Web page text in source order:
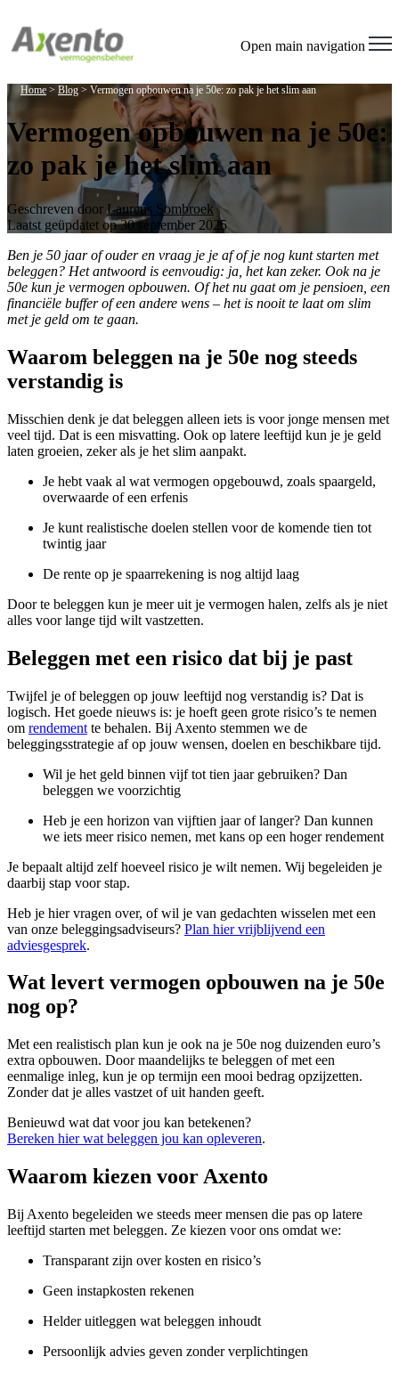
Open main navigation
Home > Blog > Vermogen opbouwen na je 50e: zo pak je het slim aan
Vermogen opbouwen na je 50e:
zo pak je het slim aan
Geschreven doorLaurens Sombroek
Laatst geüpdatet op 30 september 2025
Ben je 50 jaar of ouder en vraag je je af of je nog kunt starten met
beleggen? Het antwoord is eenvoudig: ja, het kan zeker. Ook na je
50e kun je vermogen opbouwen. Of het nu gaat om je pensioen, een
financiële buffer of een andere wens – het is nooit te laat om slim
met je geld om te gaan.
Waarom beleggen na je 50e nog steeds
verstandig is
Misschien denk je dat beleggen alleen iets is voor jonge mensen met
veel tijd. Dat is een misvatting. Ook op latere leeftijd kun je je geld
laten groeien, zeker als je het slim aanpakt.
Je hebt vaak al wat vermogen opgebouwd, zoals spaargeld,
overwaarde of een erfenis
Je kunt realistische doelen stellen voor de komende tien tot
twintig jaar
De rente op je spaarrekening is nog altijd laag
Door te beleggen kun je meer uit je vermogen halen, zelfs als je niet
alles voor lange tijd wilt vastzetten.
Beleggen met een risico dat bij je past
Twijfel je of beleggen op jouw leeftijd nog verstandig is? Dat is
logisch. Het goede nieuws is: je hoeft geen grote risico’s te nemen
om rendement te behalen. Bij Axento stemmen we de
beleggingsstrategie af op jouw wensen, doelen en beschikbare tijd.
Wil je het geld binnen vijf tot tien jaar gebruiken? Dan
beleggen we voorzichtig
Heb je een horizon van vijftien jaar of langer? Dan kunnen
we iets meer risico nemen, met kans op een hoger rendement
Je bepaalt altijd zelf hoeveel risico je wilt nemen. Wij begeleiden je
daarbij stap voor stap.
Heb je hier vragen over, of wil je van gedachten wisselen met een
van onze beleggingsadviseurs? Plan hier vrijblijvend een
adviesgesprek.
Wat levert vermogen opbouwen na je 50e
nog op?
Met een realistisch plan kun je ook na je 50e nog duizenden euro’s
extra opbouwen. Door maandelijks te beleggen of met een
eenmalige inleg, kun je op termijn een mooi bedrag opzijzetten.
Zonder dat je alles vastzet of uit handen geeft.
Benieuwd wat dat voor jou kan betekenen?
Bereken hier wat beleggen jou kan opleveren.
Waarom kiezen voor Axento
Bij Axento begeleiden we steeds meer mensen die pas op latere
leeftijd starten met beleggen. Ze kiezen voor ons omdat we:
Transparant zijn over kosten en risico’s
Geen instapkosten rekenen
Helder uitleggen wat beleggen inhoudt
Persoonlijk advies geven zonder verplichtingen